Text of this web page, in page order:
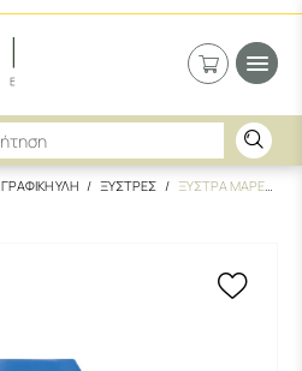
ΓΡΑΦΙΚΗ ΥΛΗ ΞΥΣΤΡΕΣ
ΞΥΣΤΡΑ MAPED